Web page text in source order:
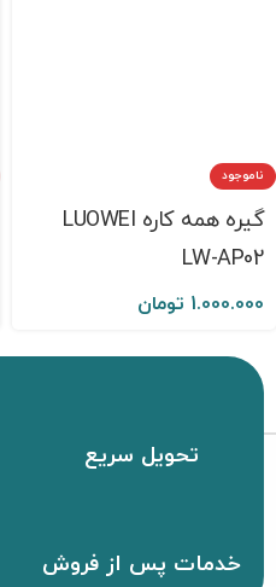
ناموجود
گیره همه کاره LUOWEI
LW-AP02
1.000.000 تومان
تحویل سریع
خدمات پس از فروش